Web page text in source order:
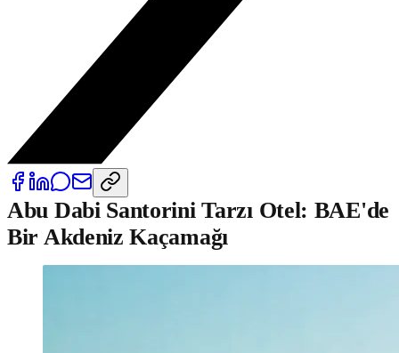
Abu Dabi Santorini Tarzı Otel: BAE'de
Bir Akdeniz Kaçamağı